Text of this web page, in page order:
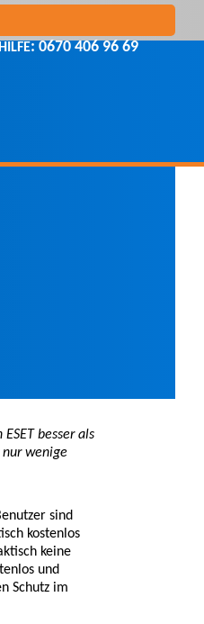
: 0670 406 96 69
besser als
nur wenige
sind
kostenlos
keine
und
Schutz im